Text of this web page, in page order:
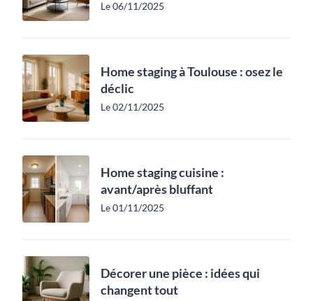
Le 06/11/2025
Home staging à Toulouse : osez le
déclic
Le 02/11/2025
Home staging cuisine :
avant/après bluffant
Le 01/11/2025
Décorer une pièce : idées qui
changent tout